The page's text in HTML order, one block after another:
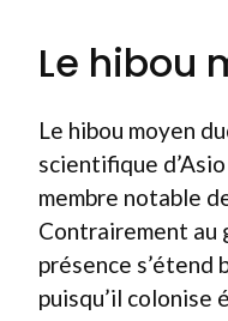
Le hibou
Le hibou moyen
scientifique
membre notable
Contrairement au
présence s’étend
puisqu’il colonise